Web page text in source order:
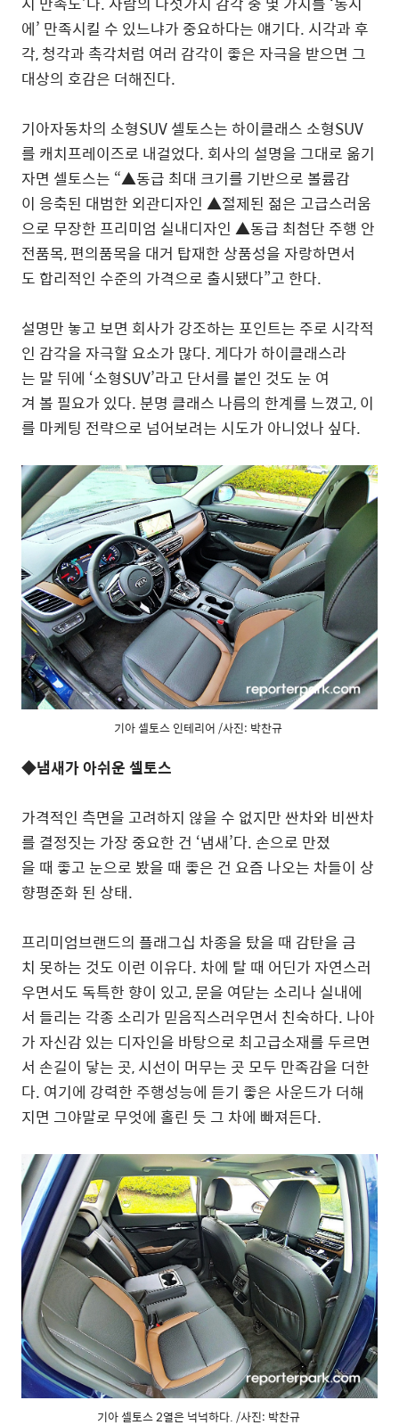
에’ 만족시킬 수 있느냐가 중요하다는 얘기다. 시각과 후
각, 청각과 촉각처럼 여러 감각이 좋은 자극을 받으면 그
대상의 호감은 더해진다.
기아자동차의 소형SUV 셀토스는 하이클래스 소형SUV
를 캐치프레이즈로 내걸었다. 회사의 설명을 그대로 옮기
자면 셀토스는 “▲동급 최대 크기를 기반으로 볼륨감
이 응축된 대범한 외관디자인 ▲절제된 젊은 고급스러움
으로 무장한 프리미엄 실내디자인 ▲동급 최첨단 주행 안
전품목, 편의품목을 대거 탑재한 상품성을 자랑하면서
도 합리적인 수준의 가격으로 출시됐다”고 한다.
설명만 놓고 보면 회사가 강조하는 포인트는 주로 시각적
인 감각을 자극할 요소가 많다. 게다가 하이클래스라
는 말 뒤에 ‘소형SUV’라고 단서를 붙인 것도 눈 여
겨 볼 필요가 있다. 분명 클래스 나름의 한계를 느꼈고, 이
를 마케팅 전략으로 넘어보려는 시도가 아니었나 싶다.
기아 셀토스 인테리어 /사진: 박찬규
◆냄새가 아쉬운 셀토스
가격적인 측면을 고려하지 않을 수 없지만 싼차와 비싼차
를 결정짓는 가장 중요한 건 ‘냄새’다. 손으로 만졌
을 때 좋고 눈으로 봤을 때 좋은 건 요즘 나오는 차들이 상
향평준화 된 상태.
프리미엄브랜드의 플래그십 차종을 탔을 때 감탄을 금
치 못하는 것도 이런 이유다. 차에 탈 때 어딘가 자연스러
우면서도 독특한 향이 있고, 문을 여닫는 소리나 실내에
서 들리는 각종 소리가 믿음직스러우면서 친숙하다. 나아
가 자신감 있는 디자인을 바탕으로 최고급소재를 두르면
서 손길이 닿는 곳, 시선이 머무는 곳 모두 만족감을 더한
다. 여기에 강력한 주행성능에 듣기 좋은 사운드가 더해
지면 그야말로 무엇에 홀린 듯 그 차에 빠져든다.
기아 셀토스 2열은 넉넉하다. /사진: 박찬규